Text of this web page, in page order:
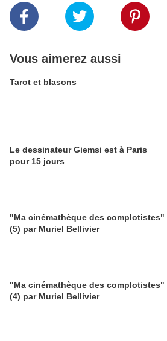
Vous aimerez aussi
Tarot et blasons
Le dessinateur Giemsi est à Paris
pour 15 jours
"Ma cinémathèque des complotistes"
(5) par Muriel Bellivier
"Ma cinémathèque des complotistes"
(4) par Muriel Bellivier